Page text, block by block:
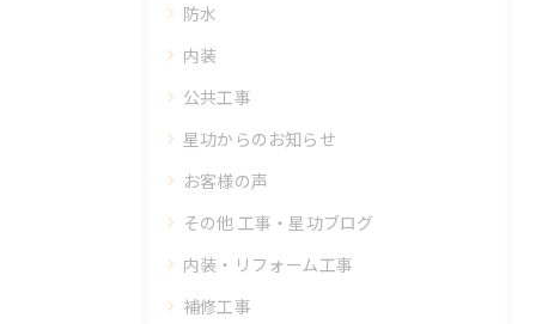
防水
内装
公共工事
星功からのお知らせ
お客様の声
その他 工事・星功ブログ
内装・リフォーム工事
補修工事